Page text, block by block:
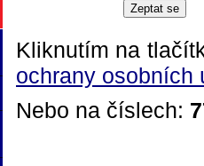
Kliknutím na
ochrany osobních
Nebo na číslech: